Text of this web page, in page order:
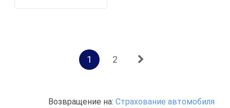
1 2
Возвращение на: Страхование автомобиля